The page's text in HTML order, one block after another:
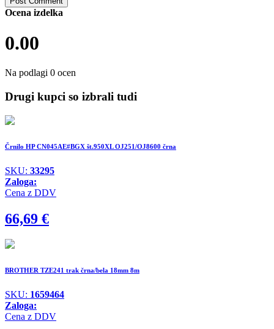
Ocena izdelka
0.00
Na podlagi 0 ocen
Drugi kupci so izbrali tudi
Črnilo HP CN045AE#BGX št.950XL OJ251/OJ8600 črna
SKU: 33295
Zaloga:
Cena z DDV
66,69 €
BROTHER TZE241 trak črna/bela 18mm 8m
SKU: 1659464
Zaloga:
Cena z DDV